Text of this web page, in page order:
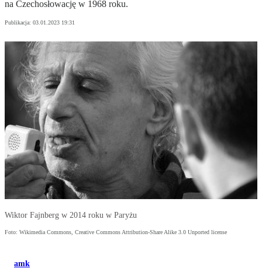
na Czechosłowację w 1968 roku.
Publikacja: 03.01.2023 19:31
Wiktor Fajnberg w 2014 roku w Paryżu
Foto: Wikimedia Commons, Creative Commons Attribution-Share Alike 3.0 Unported license
amk